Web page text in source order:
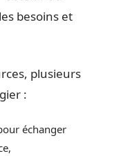
besoins et
plusieurs
:
échanger